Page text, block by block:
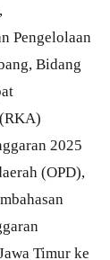
Pengelolaan
Bidang
2025
(OPD),
Timur ke